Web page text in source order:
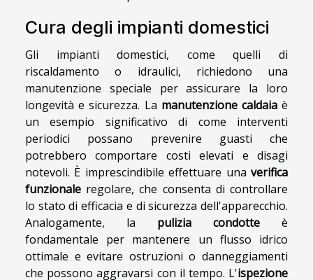
Cura degli impianti domestici
Gli impianti domestici, come quelli di
riscaldamento o idraulici, richiedono una
manutenzione speciale per assicurare la loro
longevità e sicurezza. La manutenzione caldaiaè
un esempio significativo di come interventi
periodici possano prevenire guasti che
potrebbero comportare costi elevati e disagi
notevoli. È imprescindibile effettuare una verifica
funzionale regolare, che consenta di controllare
lo stato di efficacia e di sicurezza dell'apparecchio.
Analogamente, la pulizia condotte è
fondamentale per mantenere un flusso idrico
ottimale e evitare ostruzioni o danneggiamenti
che possono aggravarsi con il tempo. L'ispezione